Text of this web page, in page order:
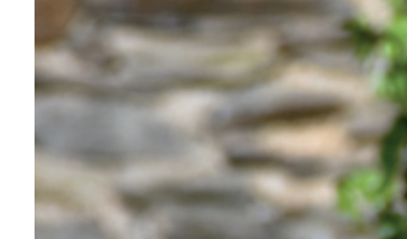
von poliertem Spiegel-Edelstahl.
Wenn Sie im Voraus wissen, dass die
Gartenmöbel
und die’Stadtmöbel
werden nur selten in Anspruch
genommen, stellt dies kein Hindernis dar.
Schließlich ist sein Stil stark mit dem des
Zeitgenossen verbunden. Er kann daher
einige Schwierigkeiten haben, sich mit
anderen Materialien wie Kunststoff zu